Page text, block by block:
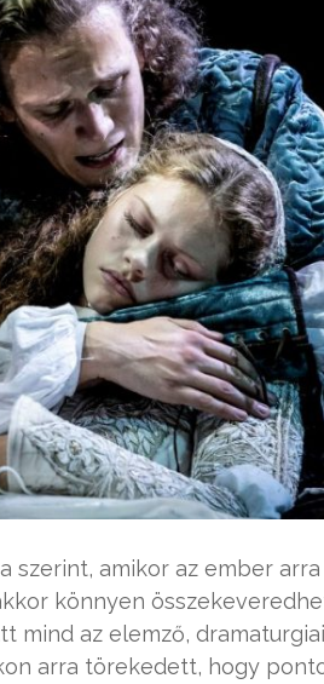
szerint, amikor az ember
könnyen
mind az elemző,
arra törekedett, hogy